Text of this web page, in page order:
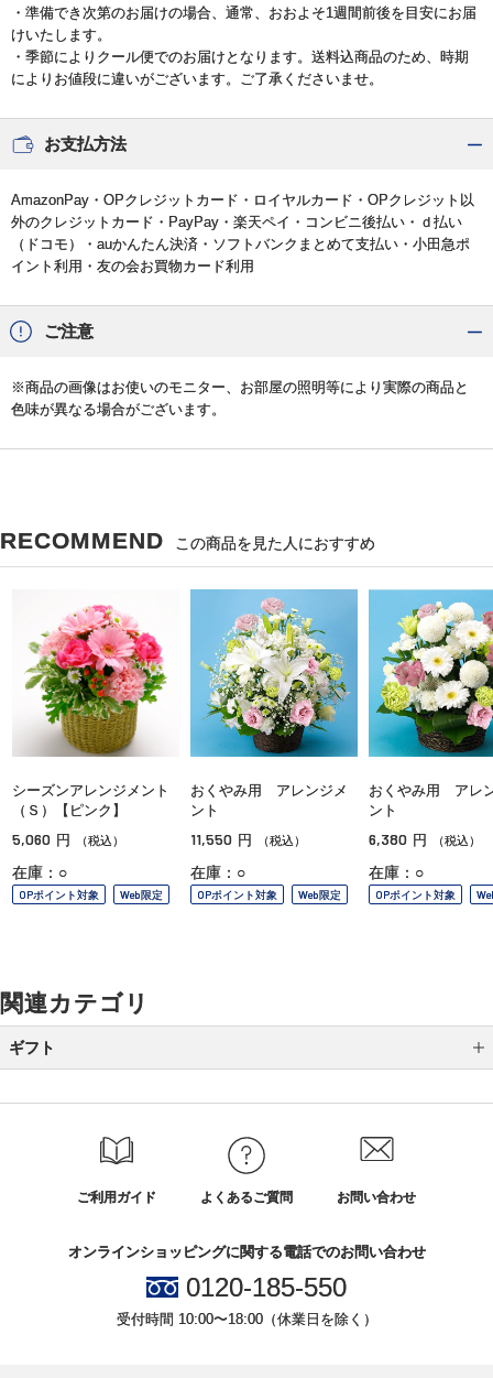
・準備でき次第のお届けの場合、通常、おおよそ1週間前後を目安にお届
けいたします。
・季節によりクール便でのお届けとなります。送料込商品のため、時期
によりお値段に違いがございます。ご了承くださいませ。
お支払方法
AmazonPay・OPクレジットカード・ロイヤルカード・OPクレジット以
外のクレジットカード・PayPay・楽天ペイ・コンビニ後払い・ｄ払い
（ドコモ）・auかんたん決済・ソフトバンクまとめて支払い・小田急ポ
イント利用・友の会お買物カード利用
ご注意
※商品の画像はお使いのモニター、お部屋の照明等により実際の商品と
色味が異なる場合がございます。
RECOMMEND この商品を見た人におすすめ
シーズンアレンジメント
（Ｓ）【ピンク】
5,060 円 （税込）
在庫：○
OPポイント対象 Web限定
おくやみ用 アレンジメ
ント
11,550 円 （税込）
在庫：○
OPポイント対象 Web限定
おくやみ用 アレ
ント
6,380 円 （税込）
在庫：○
OPポイント対象
関連カテゴリ
ギフト
全国送料無料ギフト
誕生日ギフト
ご利用ガイド よくあるご質問 お問い合わせ
オンラインショッピングに関する電話でのお問い合わせ
0120-185-550
受付時間 10:00〜18:00（休業日を除く）